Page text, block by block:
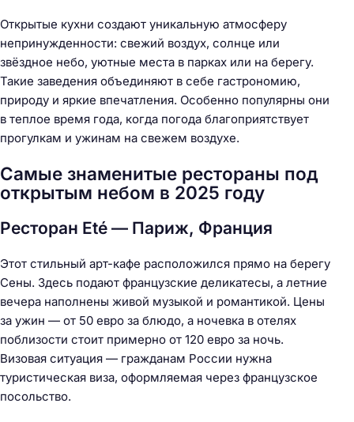
Открытые кухни создают уникальную атмосферу
непринужденности: свежий воздух, солнце или
звёздное небо, уютные места в парках или на берегу.
Такие заведения объединяют в себе гастрономию,
природу и яркие впечатления. Особенно популярны они
в теплое время года, когда погода благоприятствует
прогулкам и ужинам на свежем воздухе.
Самые знаменитые рестораны под
открытым небом в 2025 году
Ресторан Eté — Париж, Франция
Этот стильный арт-кафе расположился прямо на берегу
Сены. Здесь подают французские деликатесы, а летние
вечера наполнены живой музыкой и романтикой. Цены
за ужин — от 50 евро за блюдо, а ночевка в отелях
поблизости стоит примерно от 120 евро за ночь.
Визовая ситуация — гражданам России нужна
туристическая виза, оформляемая через французское
посольство.